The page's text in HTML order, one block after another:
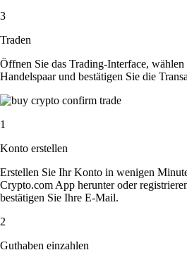
3
Traden
Öffnen Sie das Trading-Interface,
Handelspaar und bestätigen Sie die
1
Konto erstellen
Erstellen Sie Ihr Konto in wenigen
Crypto.com App herunter oder
bestätigen Sie Ihre E-Mail.
2
Guthaben einzahlen